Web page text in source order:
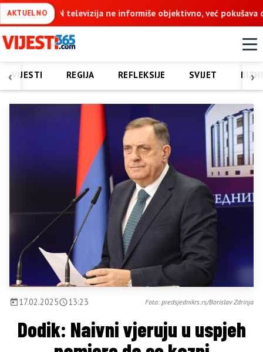
AKTUELNOobjektivno, već pokušava da ospori vodovod na
‹ ›
VIJESTI REGIJA REFLEKSIJE SVIJET
17.02.2025 13:23 Foto: predsjednikrs.rs/Borislav Zdrinja
Dodik: Naivni vjeruju u uspjeh